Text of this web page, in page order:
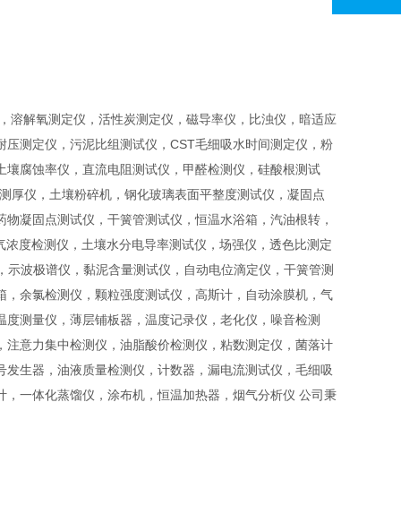
溶解氧测定仪，活性炭测定仪，磁导率仪，比浊仪，暗适应
测定仪，污泥比组测试仪，CST毛细吸水时间测定仪，粉
腐蚀率仪，直流电阻测试仪，甲醛检测仪，硅酸根测试
厚仪，土壤粉碎机，钢化玻璃表面平整度测试仪，凝固点
凝固点测试仪，干簧管测试仪，恒温水浴箱，汽油根转，
度检测仪，土壤水分电导率测试仪，场强仪，透色比测定
波极谱仪，黏泥含量测试仪，自动电位滴定仪，干簧管测
余氯检测仪，颗粒强度测试仪，高斯计，自动涂膜机，气
测量仪，薄层铺板器，温度记录仪，老化仪，噪音检测
意力集中检测仪，油脂酸价检测仪，粘数测定仪，菌落计
生器，油液质量检测仪，计数器，漏电流测试仪，毛细吸
一体化蒸馏仪，涂布机，恒温加热器，烟气分析仪 公司秉